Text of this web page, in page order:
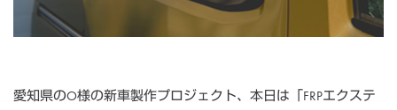
愛知県のO様の新車製作プロジェクト、本日は「FRPエクステ